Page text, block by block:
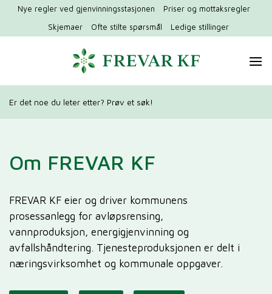
Hopp
innhold
Nye regler ved gjenvinningsstasjonen
Priser og mottaksregler
Skjemaer
Ofte stilte spørsmål Ledige stillinger
Er det noe du leter etter? Prøv et søk!
Om FREVAR KF
FREVAR KF eier og driver kommunens
prosessanlegg for avløpsrensing,
vannproduksjon, energigjenvinning og
avfallshåndtering. Tjenesteproduksjonen er delt i
næringsvirksomhet og kommunale oppgaver.